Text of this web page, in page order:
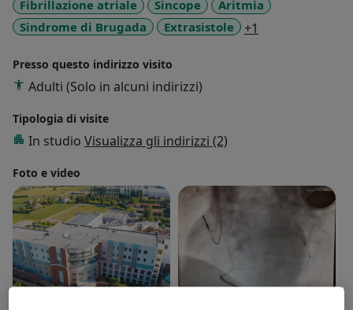
Fibrillazione atriale Sincope
Aritmia
Sindrome di Brugada
Extrasistole +1
Presso questo indirizzo visito
Adulti (Solo in alcuni indirizzi)
Tipologia di visite
In studio Visualizza gli indirizzi (2)
Foto e video